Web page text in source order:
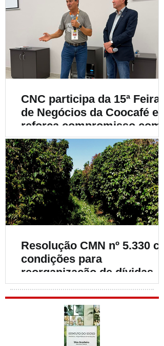
CNC participa da 15ª Feira
de Negócios da Coocafé e
reforça compromisso com
fortalecimento da
cafeicultura
Resolução CMN nº 5.330
condições para
reorganização de dívidas de
cafeicultores